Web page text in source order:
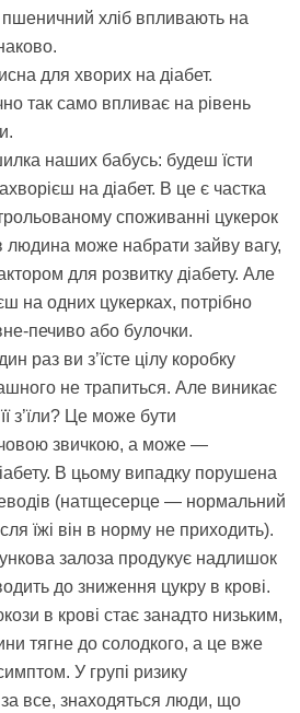
пшеничний хліб впливають на
для хворих на діабет.
так само впливає на рівень
наших бабусь: будеш їсти
на діабет. В це є частка
споживанні цукерок
людина може набрати зайву вагу,
для розвитку діабету. Але
на одних цукерках, потрібно
печиво або булочки.
раз ви з’їсте цілу коробку
не трапиться. Але виникає
з’їли? Це може бути
звичкою, а може —
В цьому випадку порушена
(натщесерце — нормальний
їжі він в норму не приходить).
залоза продукує надлишок
до зниження цукру в крові.
в крові стає занадто низьким,
тягне до солодкого, а це вже
У групі ризику
все, знаходяться люди, що